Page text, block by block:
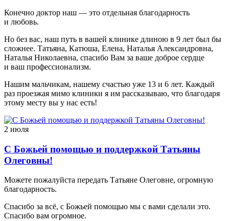
Конечно доктор наш — это отдельная благодарность
и любовь.
Но без вас, наш путь в вашей клинике длиною в 9 лет был бы
сложнее. Татьяна, Катюша, Елена, Наталья Александровна,
Наталья Николаевна, спасибо Вам за ваше доброе сердце
и ваш профессионализм.
Нашим мальчикам, нашему счастью уже 13 и 6 лет. Каждый
раз проезжая мимо клиники я им рассказываю, что благодаря
этому месту вы у нас есть!
2 июля
С Божьей помощью и поддержкой Татьяны
Олеговны!
Можете пожалуйста передать Татьяне Олеговне, огромную
благодарность.
Спасибо за всё, с Божьей помощью мы с вами сделали это.
Спасибо вам огромное.